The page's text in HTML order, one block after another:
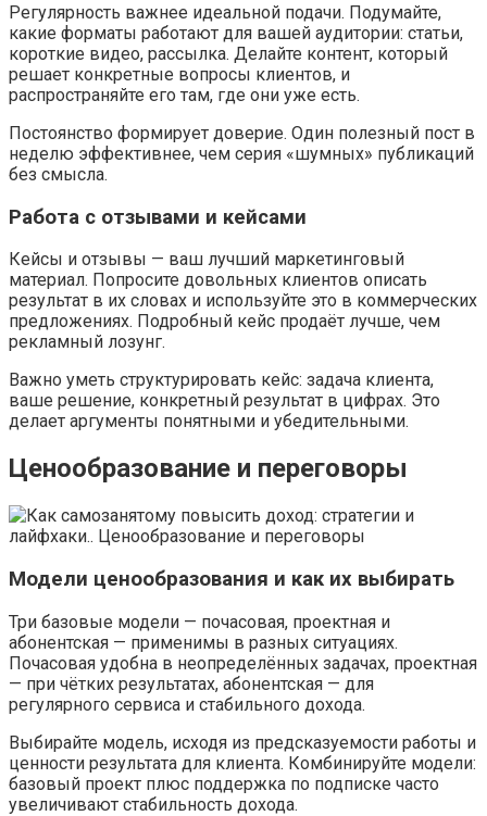
Регулярность важнее идеальной подачи. Подумайте,
какие форматы работают для вашей аудитории: статьи,
короткие видео, рассылка. Делайте контент, который
решает конкретные вопросы клиентов, и
распространяйте его там, где они уже есть.
Постоянство формирует доверие. Один полезный пост в
неделю эффективнее, чем серия «шумных» публикаций
без смысла.
Работа с отзывами и кейсами
Кейсы и отзывы — ваш лучший маркетинговый
материал. Попросите довольных клиентов описать
результат в их словах и используйте это в коммерческих
предложениях. Подробный кейс продаёт лучше, чем
рекламный лозунг.
Важно уметь структурировать кейс: задача клиента,
ваше решение, конкретный результат в цифрах. Это
делает аргументы понятными и убедительными.
Ценообразование и переговоры
Модели ценообразования и как их выбирать
Три базовые модели — почасовая, проектная и
абонентская — применимы в разных ситуациях.
Почасовая удобна в неопределённых задачах, проектная
— при чётких результатах, абонентская — для
регулярного сервиса и стабильного дохода.
Выбирайте модель, исходя из предсказуемости работы и
ценности результата для клиента. Комбинируйте модели:
базовый проект плюс поддержка по подписке часто
увеличивают стабильность дохода.